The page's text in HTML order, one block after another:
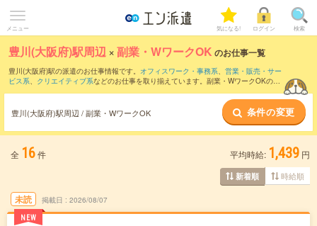
メニュー 気になる! ログイン 検索
豊川(大阪府)駅周辺 ×副業・WワークOK のお仕事一覧
豊川(大阪府)駅の派遣のお仕事情報です。 オフィスワーク・事務系、 営業・販売・サー
ビス系、 クリエイティブ系などのお仕事を取り揃えています。副業・WワークOKの条
豊川(大阪府)駅周辺 / 副業・WワークOK 条件の変更
全 16件 平均時給: 1,439 円
新着順 時給順
未読
NEW
掲載日 2026/08/07